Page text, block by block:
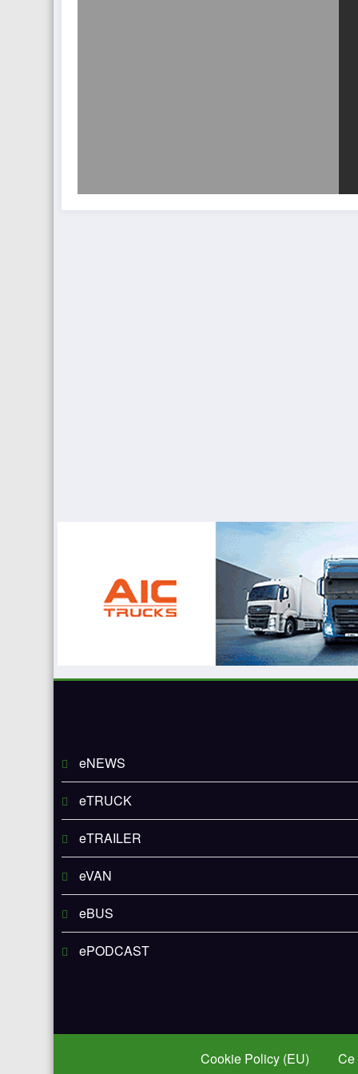
eNEWS
eTRUCK
eTRAILER
eVAN
eBUS
ePODCAST
Cookie Policy (EU) Ce